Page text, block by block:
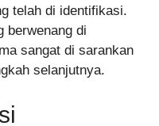
telah di identifikasi.
berwenang di
sangat di sarankan
selanjutnya.